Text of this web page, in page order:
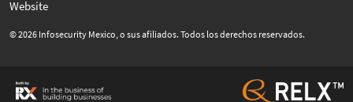
Website
© 2026 Infosecurity Mexico, o sus afiliados. Todos los derechos reservados.